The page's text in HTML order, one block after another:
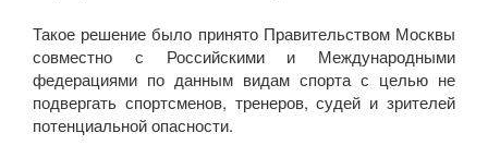
Такое решение было принято Правительством Москвы
совместно с Российскими и Международными
федерациями по данным видам спорта с целью не
подвергать спортсменов, тренеров, судей и зрителей
потенциальной опасности.